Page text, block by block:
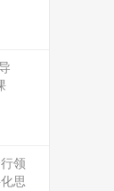
领
思